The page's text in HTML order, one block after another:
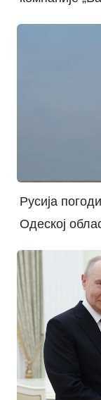
Русија
Одеској